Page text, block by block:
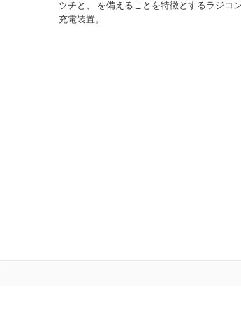
ツチと、 を備えることを特徴とするラジコ
充電装置。